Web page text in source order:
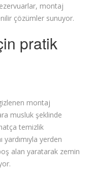
montaj
çözümler sunuyor.
pratik
montaj
musluk şeklinde
temizlik
yardımıyla yerden
alan yaratarak zemin